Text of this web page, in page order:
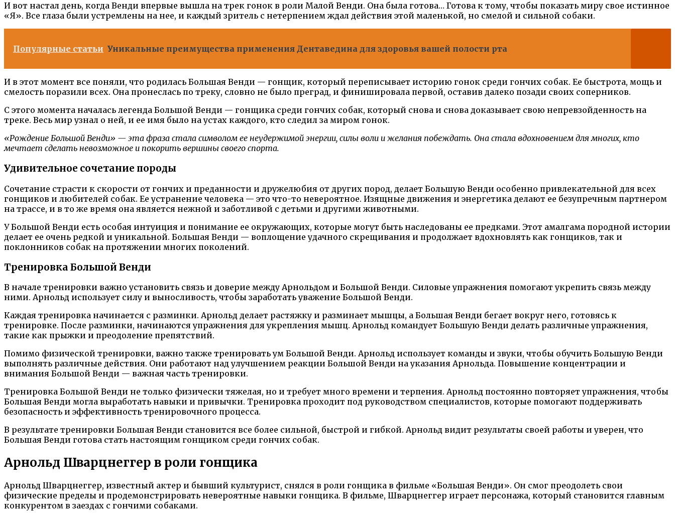
И вот настал день, когда Венди впервые вышла на трек гонок в роли Малой Венди. Она была готова… Готова к тому, чтобы показать миру свое истинное
«Я». Все глаза были устремлены на нее, и каждый зритель с нетерпением ждал действия этой маленькой, но смелой и сильной собаки.
Популярные статьи Уникальные преимущества применения Дентаведина для здоровья вашей полости рта
И в этот момент все поняли, что родилась Большая Венди — гонщик, который переписывает историю гонок среди гончих собак. Ее быстрота, мощь и
смелость поразили всех. Она пронеслась по треку, словно не было преград, и финишировала первой, оставив далеко позади своих соперников.
С этого момента началась легенда Большой Венди — гонщика среди гончих собак, который снова и снова доказывает свою непревзойденность на
треке. Весь мир узнал о ней, и ее имя было на устах каждого, кто следил за миром гонок.
«Рождение Большой Венди» — эта фраза стала символом ее неудержимой энергии, силы воли и желания побеждать. Она стала вдохновением для многих, кто
мечтает сделать невозможное и покорить вершины своего спорта.
Удивительное сочетание породы
Сочетание страсти к скорости от гончих и преданности и дружелюбия от других пород, делает Большую Венди особенно привлекательной для всех
гонщиков и любителей собак. Ее устранение человека — это что-то невероятное. Изящные движения и энергетика делают ее безупречным партнером
на трассе, и в то же время она является нежной и заботливой с детьми и другими животными.
У Большой Венди есть особая интуиция и понимание ее окружающих, которые могут быть наследованы ее предками. Этот амалгама породной истории
делает ее очень редкой и уникальной. Большая Венди — воплощение удачного скрещивания и продолжает вдохновлять как гонщиков, так и
поклонников собак на протяжении многих поколений.
Тренировка Большой Венди
В начале тренировки важно установить связь и доверие между Арнольдом и Большой Венди. Силовые упражнения помогают укрепить связь между
ними. Арнольд использует силу и выносливость, чтобы заработать уважение Большой Венди.
Каждая тренировка начинается с разминки. Арнольд делает растяжку и разминает мышцы, а Большая Венди бегает вокруг него, готовясь к
тренировке. После разминки, начинаются упражнения для укрепления мышц. Арнольд командует Большую Венди делать различные упражнения,
такие как прыжки и преодоление препятствий.
Помимо физической тренировки, важно также тренировать ум Большой Венди. Арнольд использует команды и звуки, чтобы обучить Большую Венди
выполнять различные действия. Они работают над улучшением реакции Большой Венди на указания Арнольда. Повышение концентрации и
внимания Большой Венди — важная часть тренировки.
Тренировка Большой Венди не только физически тяжелая, но и требует много времени и терпения. Арнольд постоянно повторяет упражнения, чтобы
Большая Венди могла выработать навыки и привычки. Тренировка проходит под руководством специалистов, которые помогают поддерживать
безопасность и эффективность тренировочного процесса.
В результате тренировки Большая Венди становится все более сильной, быстрой и гибкой. Арнольд видит результаты своей работы и уверен, что
Большая Венди готова стать настоящим гонщиком среди гончих собак.
Арнольд Шварцнеггер в роли гонщика
Арнольд Шварцнеггер, известный актер и бывший культурист, снялся в роли гонщика в фильме «Большая Венди». Он смог преодолеть свои
физические пределы и продемонстрировать невероятные навыки гонщика. В фильме, Шварцнеггер играет персонажа, который становится главным
конкурентом в заездах с гончими собаками.